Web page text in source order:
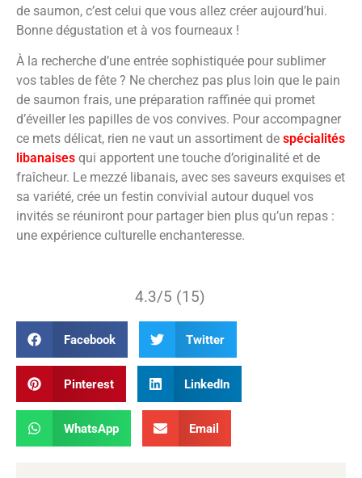
de saumon, c’est celui que vous allez créer aujourd’hui.
Bonne dégustation et à vos fourneaux !
À la recherche d’une entrée sophistiquée pour sublimer
vos tables de fête ? Ne cherchez pas plus loin que le pain
de saumon frais, une préparation raffinée qui promet
d’éveiller les papilles de vos convives. Pour accompagner
ce mets délicat, rien ne vaut un assortiment de spécialités
libanaises qui apportent une touche d’originalité et de
fraîcheur. Le mezzé libanais, avec ses saveurs exquises et
sa variété, crée un festin convivial autour duquel vos
invités se réuniront pour partager bien plus qu’un repas :
une expérience culturelle enchanteresse.
4.3/5 (15)
Facebook Twitter
Pinterest LinkedIn
WhatsApp Email